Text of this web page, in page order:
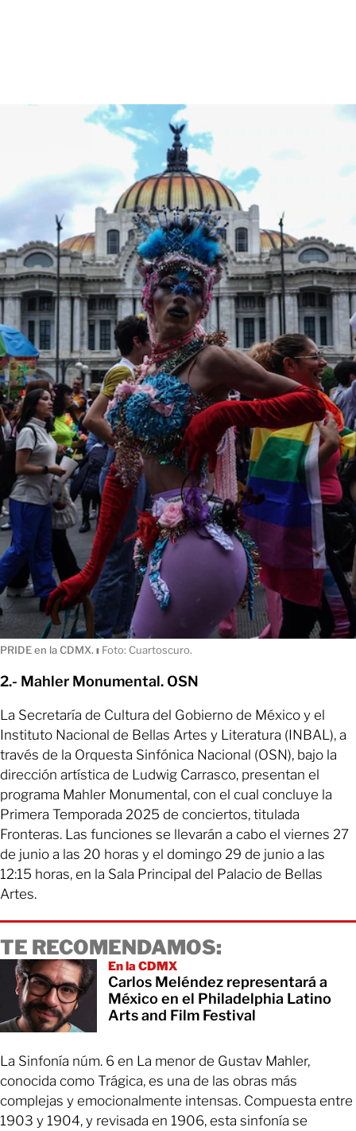
PRIDE en la CDMX. ı Foto: Cuartoscuro.
2.- Mahler Monumental. OSN
La Secretaría de Cultura del Gobierno de México y el
Instituto Nacional de Bellas Artes y Literatura (INBAL), a
través de la Orquesta Sinfónica Nacional (OSN), bajo la
dirección artística de Ludwig Carrasco, presentan el
programa Mahler Monumental, con el cual concluye la
Primera Temporada 2025 de conciertos, titulada
Fronteras. Las funciones se llevarán a cabo el viernes 27
de junio a las 20 horas y el domingo 29 de junio a las
12:15 horas, en la Sala Principal del Palacio de Bellas
Artes.
TE RECOMENDAMOS:
En la CDMX
Carlos Meléndez representará a
México en el Philadelphia Latino
Arts and Film Festival
La Sinfonía núm. 6 en La menor de Gustav Mahler,
conocida como Trágica, es una de las obras más
complejas y emocionalmente intensas. Compuesta entre
1903 y 1904, y revisada en 1906, esta sinfonía se